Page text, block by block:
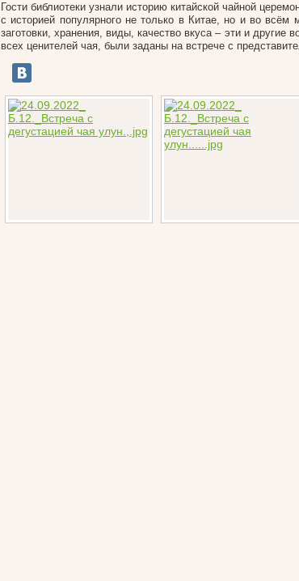
Гости библиотеки узнали историю китайской чайной
с историей популярного не только в Китае, но и во всём
заготовки, хранения, виды, качество вкуса – эти и другие
всех ценителей чая, были заданы на встрече с